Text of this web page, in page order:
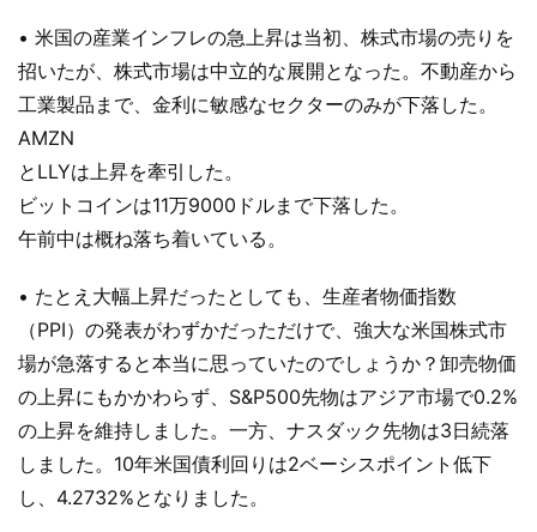
• 米国の産業インフレの急上昇は当初、株式市場の売りを
招いたが、株式市場は中立的な展開となった。不動産から
工業製品まで、金利に敏感なセクターのみが下落した。
AMZN
とLLYは上昇を牽引した。
ビットコインは11万9000ドルまで下落した。
午前中は概ね落ち着いている。
• たとえ大幅上昇だったとしても、生産者物価指数
（PPI）の発表がわずかだっただけで、強大な米国株式市
場が急落すると本当に思っていたのでしょうか？卸売物価
の上昇にもかかわらず、S&P500先物はアジア市場で0.2%
の上昇を維持しました。一方、ナスダック先物は3日続落
しました。10年米国債利回りは2ベーシスポイント低下
し、4.2732%となりました。